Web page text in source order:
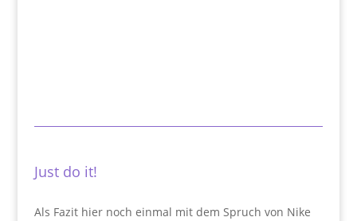
Just do it!
Als Fazit hier noch einmal mit dem Spruch von Nike